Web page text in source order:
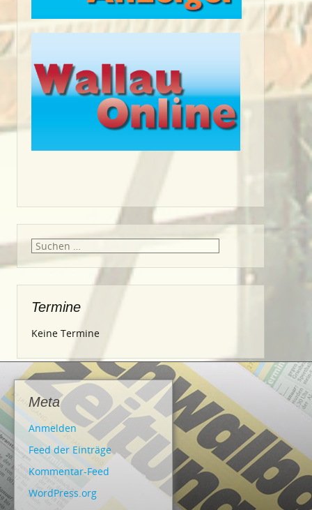
Suche
Termine
Keine Termine
Meta
Anmelden
Feed der Einträge
Kommentar-Feed
WordPress.org